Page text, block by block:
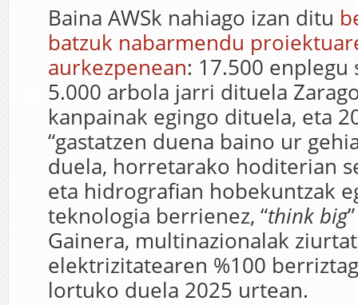
Baina AWSk nahiago izan ditu
batzuk nabarmendu
aurkezpenean: 17.500
5.000 arbola jarri dituela
kanpainak egingo dituela, eta
“gastatzen duena baino ur
duela, horretarako hoditerian
eta hidrografian hobekuntzak
teknologia berrienez, “think big
Gainera, multinazionalak
elektrizitatearen %100
lortuko duela 2025 urtean.